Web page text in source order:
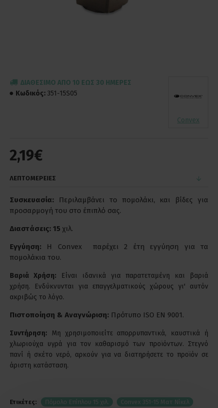
2,19€
ΔΙΑΘΈΣΙΜΟ ΑΠΌ 10 ΈΩΣ 30 ΗΜΈΡΕΣ
Κωδικός: 351-15S05
Convex
ΛΕΠΤΟΜΕΡΕΙΕΣ
Συσκευασία:
Περιλαμβάνει το πομολάκι, και βίδες για
προσαρμογή του στο έπιπλό σας.
Διαστάσεις: 15 χιλ.
Εγγύηση: Η Convex παρέχει 2 έτη εγγύηση για τα
πομολάκια του.
Βαριά Χρήση: Είναι ιδανικά για παρατεταμένη και βαριά
χρήση. Ενδύκνυνται για επαγγελματικούς χώρους γι' αυτόν
ακριβώς το λόγο.
Πιστοποίηση & Αναγνώριση: Πρότυπο ISO EN 9001.
Συντήρηση: Μη χρησιμοποιείτε απορρυπαντικά, καυστικά ή
χλωριούχα υγρά για τον καθαρισμό των προϊόντων. Στεγνό
πανί ή σκέτο νερό, αρκούν για να διατηρήσετε το προϊόν σε
άριστη κατάσταση.
Ετικέτες: Πόμολο Επίπλου 15 χιλ.
Convex 351-15 Ματ Νίκελ